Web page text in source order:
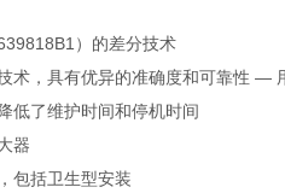
）的差分技术
术，具有优异的准确度和可靠性 —
低了维护时间和停机时间
器
包括卫生型安装